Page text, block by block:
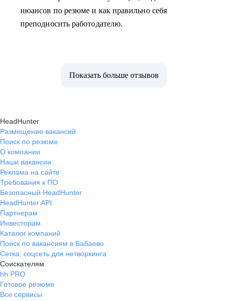
нюансов по резюме и как правильно себя
преподносить работодателю.
Показать больше отзывов
HeadHunter
Размещение вакансий
Поиск по резюме
О компании
Наши вакансии
Реклама на сайте
Требования к ПО
Безопасный HeadHunter
HeadHunter API
Партнерам
Инвесторам
Каталог компаний
Поиск по вакансиям в Бабаево
Сетка: соцсеть для нетворкинга
Соискателям
hh PRO
Готовое резюме
Все сервисы